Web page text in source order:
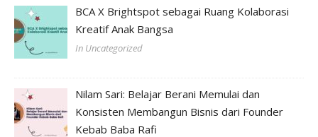
BCA X Brightspot sebagai Ruang Kolaborasi
Kreatif Anak Bangsa
In Uncategorized
Nilam Sari: Belajar Berani Memulai dan
Konsisten Membangun Bisnis dari Founder
Kebab Baba Rafi